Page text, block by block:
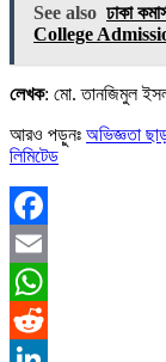
See also ঢাকা
College
লেখক: মো. তানজিমুল
আরও পড়ুনঃ অভিজ্ঞতা
লিমিটেড
Facebook
Email
WhatsApp
Reddit